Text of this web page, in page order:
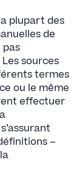
plupart des
de
pas
sources
termes
ou le même
effectuer
–